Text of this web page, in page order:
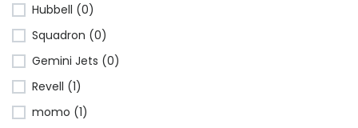
Hubbell (0)
Squadron (0)
Gemini Jets (0)
Revell (1)
momo (1)